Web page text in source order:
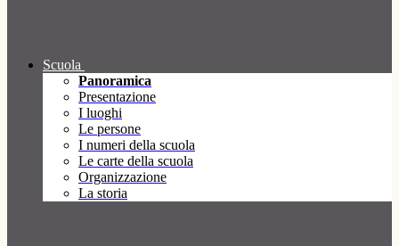
Scuola
Panoramica
Presentazione
I luoghi
Le persone
I numeri della scuola
Le carte della scuola
Organizzazione
La storia